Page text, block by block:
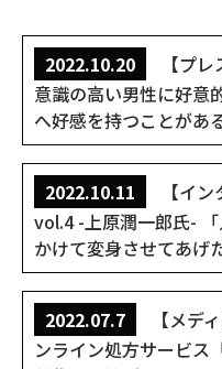
2022.10.20
【プ
意識の高い男性に好意
へ好感を持つことがあ
2022.10.11
【イ
vol.4 -上原潤一郎氏-
かけて変身させてあげ
2022.07.7
【メデ
ンライン処方サービス